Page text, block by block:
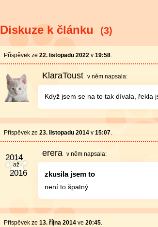
Diskuze k článku (3)
Příspěvek ze 22. listopadu 2022 v 19:58.
KlaraToust v něm napsala:
Když jsem se na to tak dívala, řekla
Příspěvek ze 23. listopadu 2014 v 15:07.
erera v něm napsala:
zkusila jsem to
není to špatný
Příspěvek ze 13. října 2014 ve 20:45